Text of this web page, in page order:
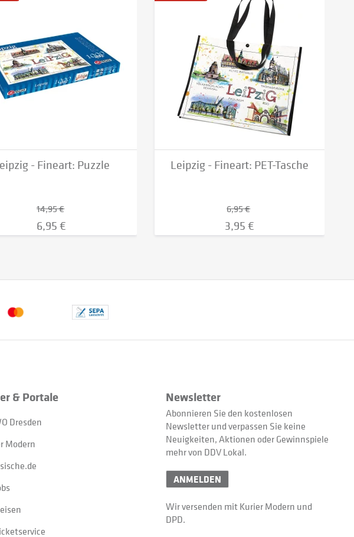
- Fineart: Puzzle
14,95 €
6,95 €
Leipzig - Fineart: PET-Tasche
6,95 €
3,95 €
& Portale
Dresden
Modern
Newsletter
Abonnieren Sie den kostenlosen
Newsletter und verpassen Sie keine
Neuigkeiten, Aktionen oder Gewinnspiele
mehr von DDV Lokal.
ANMELDEN
Wir versenden mit Kurier Modern und
DPD.